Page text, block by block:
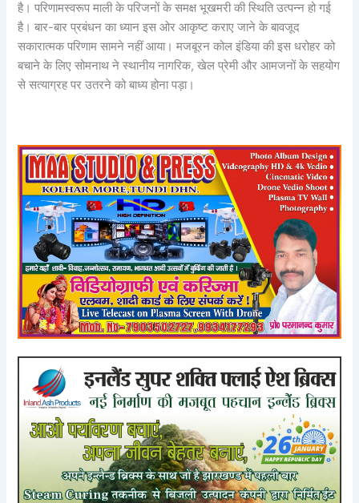
है। परिणामस्वरूप माली के परिजनों के समक्ष भूखमरी की स्थिति उत्पन्न हो गई
है। बार-बार प्रबंधन का ध्यान इस ओर आकृष्ट कराए जाने के बावजूद
सकारात्मक परिणाम सामने नहीं आया। मजबूरन कोल इंडिया की इस धरोहर को
बचाने के लिए सोमनाथ ने स्थानीय नागरिक, खेल प्रेमी और आमजनों के सहयोग
से सत्याग्रह पर उतरने को बाध्य होना पड़ा।